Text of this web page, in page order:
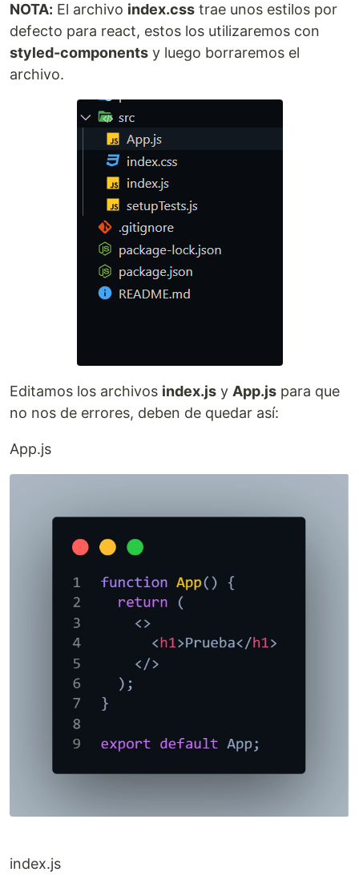
NOTA: El archivo index.css trae unos estilos por
defecto para react, estos los utilizaremos con
styled-components y luego borraremos el
archivo.
Editamos los archivos index.js y App.js para que
no nos de errores, deben de quedar así:
App.js
index.js